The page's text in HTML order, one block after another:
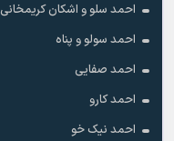
احمد سلو و اشکان کریمخانی
احمد سولو و پناه
احمد صفایی
احمد کارو
احمد نیک خو